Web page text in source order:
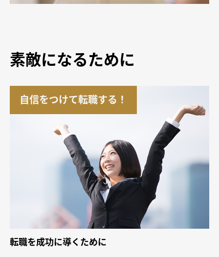
素敵になるために
自信をつけて転職する！
転職を成功に導くために